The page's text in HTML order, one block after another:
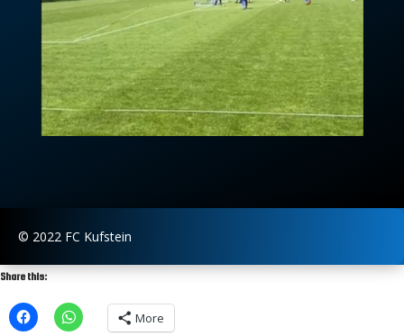
© 2022 FC Kufstein
Share this:
More